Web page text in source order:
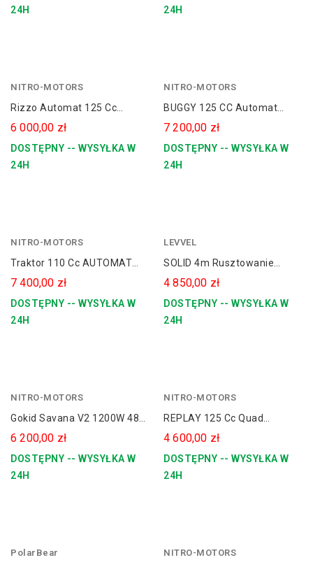
24H
24H
NITRO-MOTORS
niebieski
zielony
Rizzo Automat 125 Cc
Spalinowy Quad 8" Platin
Line
6 000,00 zł
DOSTĘPNY -- WYSYŁKA W
24H
NITRO-MOTORS
BUGGY 125 CC Automat
SPALINOWY Buggy Dla
Dziecka +zabudowa
7 200,00 zł
DOSTĘPNY -- WYSYŁKA W
24H
NITRO-MOTORS
czerwony
zielony
Traktor 110 Cc AUTOMAT
Replika John Deere
Spalinowy Dla Dziecka +
Przyczepka
7 400,00 zł
DOSTĘPNY -- WYSYŁKA W
24H
LEVVEL
SOLID 4m Rusztowanie
Aluminiowe Jezdne LEVVEL
380
4 850,00 zł
DOSTĘPNY -- WYSYŁKA W
24H
NITRO-MOTORS
zielony
Gokid Savana V2 1200W 48V
Buggy Elektryczny
6 200,00 zł
DOSTĘPNY -- WYSYŁKA W
24H
NITRO-MOTORS
REPLAY 125 Cc Quad
4 600,00 zł
DOSTĘPNY -- WYSYŁKA W
24H
PolarBear NITRO-MOTORS